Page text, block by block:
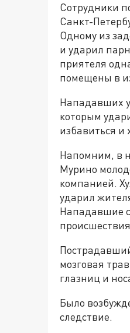
Сотрудники
Санкт-
Одному из
и ударил
приятеля
помещены в
Нападавших
которым
избавиться и
Напомним, в
Мурино
компанией.
ударил
Нападавшие
мозговая
глазниц и
Было
следствие.